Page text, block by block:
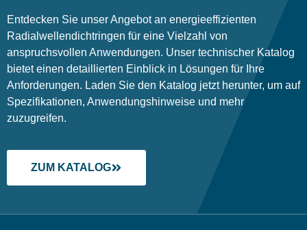
Entdecken Sie unser Angebot an energieeffizienten
Radialwellendichtringen für eine Vielzahl von
anspruchsvollen Anwendungen. Unser technischer Katalog
bietet einen detaillierten Einblick in Lösungen für Ihre
Anforderungen. Laden Sie den Katalog jetzt herunter, um auf
Spezifikationen, Anwendungshinweise und mehr
zuzugreifen.
ZUM KATALOG